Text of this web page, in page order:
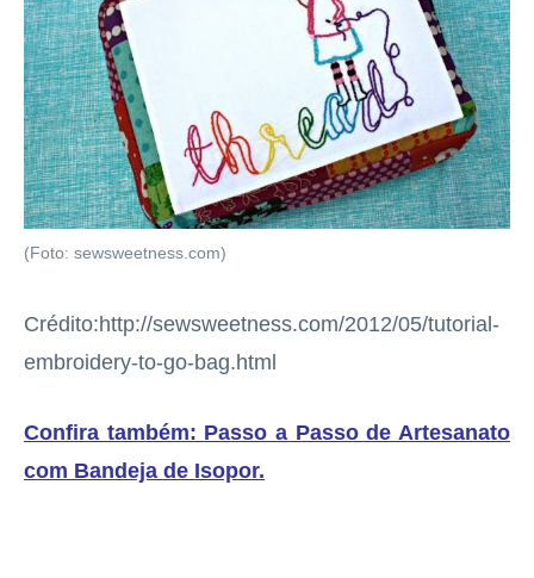
(Foto: sewsweetness.com)
Crédito:http://sewsweetness.com/2012/05/tutorial-
embroidery-to-go-bag.html
Confira também: Passo a Passo de Artesanato
com Bandeja de Isopor.